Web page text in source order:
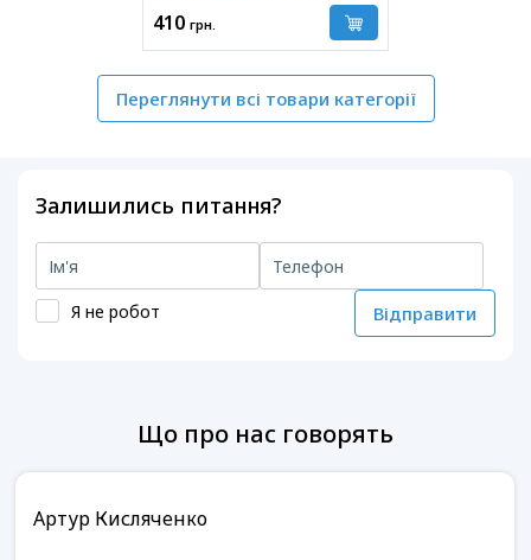
410 грн.
Переглянути всі товари категорії
Залишились питання?
Я не робот Відправити
Що про нас говорять
Артур Кисляченко